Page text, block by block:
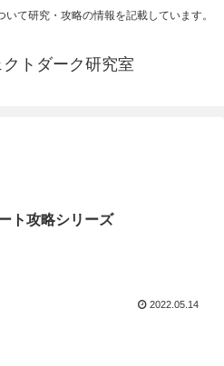
て研究・攻略の情報を記載しています。
トダーク研究室
ト攻略シリーズ
2022.05.14